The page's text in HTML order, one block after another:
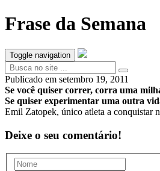
Frase da Semana
Toggle navigation
Publicado em setembro 19, 2011
Se você quiser correr, corra uma
Se quiser experimentar uma outra
Emil Zatopek, único atleta a conquistar
Deixe o seu comentário!